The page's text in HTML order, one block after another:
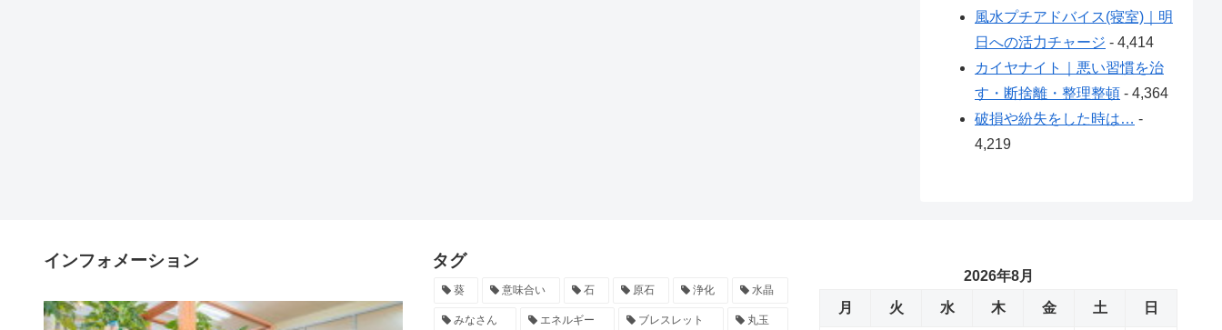
風水プチアドバイス(寝室)｜明
日への活力チャージ - 4,414
カイヤナイト｜悪い習慣を治
す・断捨離・整理整頓 - 4,364
破損や紛失をした時は… -
4,219
インフォメーション タグ
葵 意味合い 石 原石 浄化 水晶
みなさん エネルギー ブレスレット 丸玉
2026年8月
月 火 水 木 金 土 日